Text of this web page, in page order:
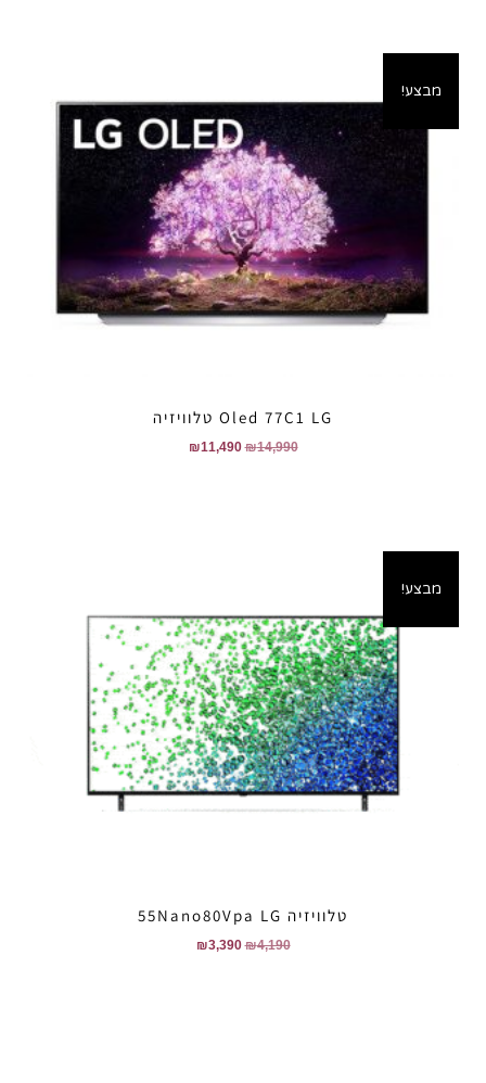
מבצע!
Oled 77C1 LG טלוויזיה
₪14,990
₪11,490
מבצע!
טלוויזיה 55Nano80Vpa LG
₪4,190
₪3,390